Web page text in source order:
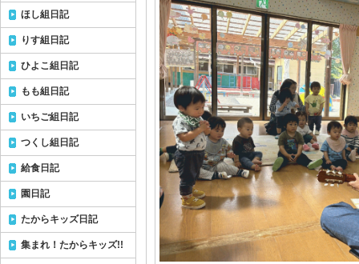
ほし組日記
りす組日記
ひよこ組日記
もも組日記
いちご組日記
つくし組日記
給食日記
園日記
たからキッズ日記
集まれ！たからキッズ!!